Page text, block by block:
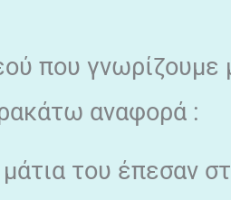
που γνωρίζουμε
αναφορά :
του έπεσαν